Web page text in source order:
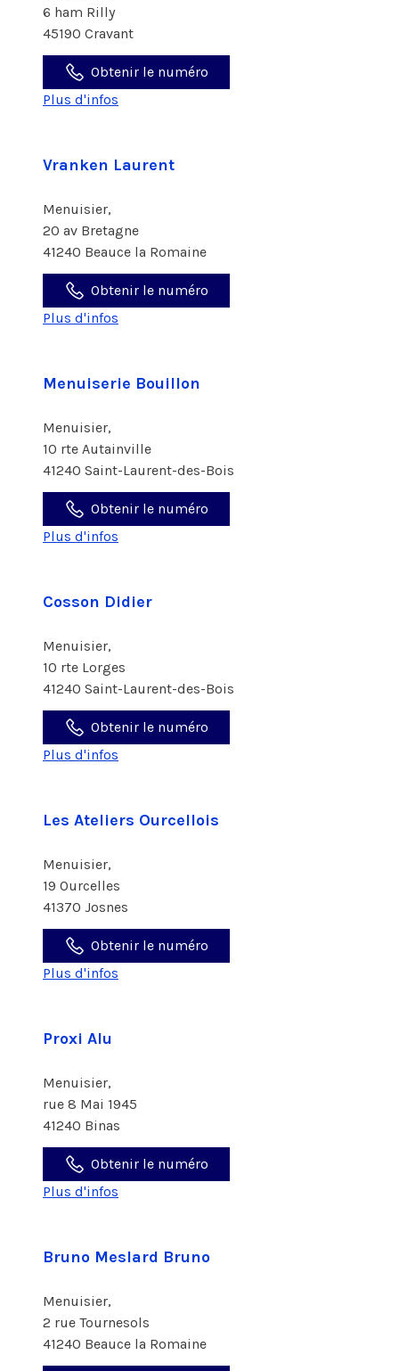
6 ham Rilly
45190 Cravant
Obtenir le numéro
Plus d'infos
Vranken Laurent
Menuisier,
20 av Bretagne
41240 Beauce la Romaine
Obtenir le numéro
Plus d'infos
Menuiserie Bouillon
Menuisier,
10 rte Autainville
41240 Saint-Laurent-des-Bois
Obtenir le numéro
Plus d'infos
Cosson Didier
Menuisier,
10 rte Lorges
41240 Saint-Laurent-des-Bois
Obtenir le numéro
Plus d'infos
Les Ateliers Ourcellois
Menuisier,
19 Ourcelles
41370 Josnes
Obtenir le numéro
Plus d'infos
Proxi Alu
Menuisier,
rue 8 Mai 1945
41240 Binas
Obtenir le numéro
Plus d'infos
Bruno Meslard Bruno
Menuisier,
2 rue Tournesols
41240 Beauce la Romaine